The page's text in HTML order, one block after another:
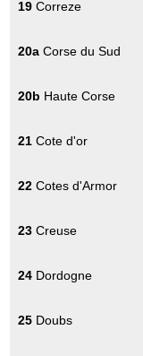
19 Correze
20a Corse du Sud
20b Haute Corse
21 Cote d'or
22 Cotes d'Armor
23 Creuse
24 Dordogne
25 Doubs